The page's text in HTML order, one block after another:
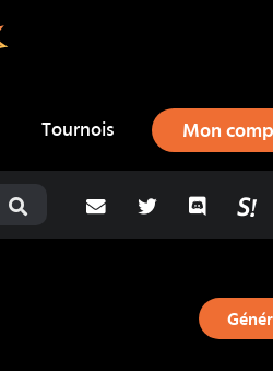
Tournois Mon
adresse email
Twitter Discord